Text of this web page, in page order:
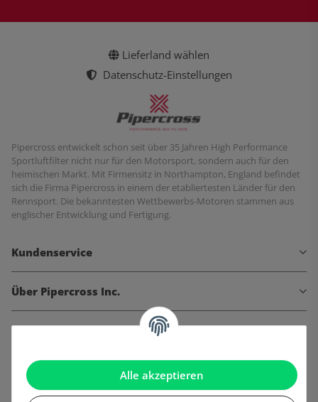
Alle akzeptieren
Lieferland wählen
Datenschutz-Einstellungen
Pipercross entwickelt schon seit über 35 Jahren High Performance
Sportluftfilter nicht nur für den Motorsport, sondern auch für den
heimischen Markt. Mit Firmensitz in Northampton, England befindet
sich die Firma Pipercross in einem der etabliertesten Länder für den
Rennsport. Die bekanntesten Wettbewerbs-Motoren stammen aus
englischer Entwicklung und Fertigung.
Kundenservice
Über Pipercross Inc.
Informationen
Gesetzliche Informationen